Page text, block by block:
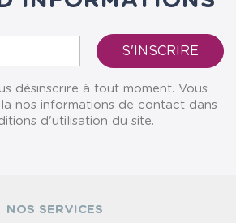
désinscrire à tout moment. Vous
nos informations de contact dans
d'utilisation du site.
NOS SERVICES